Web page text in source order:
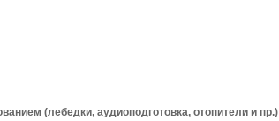
(лебедки, аудиоподготовка, отопители и пр.)